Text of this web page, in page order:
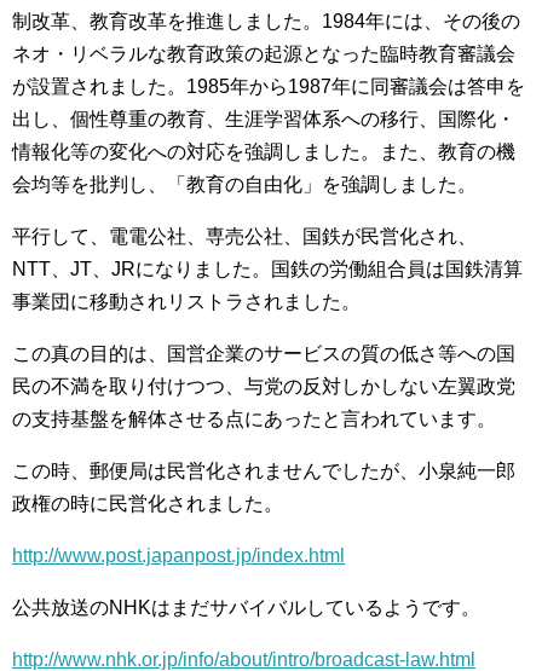
制改革、教育改革を推進しました。1984年には、その後の
ネオ・リベラルな教育政策の起源となった臨時教育審議会
が設置されました。1985年から1987年に同審議会は答申を
出し、個性尊重の教育、生涯学習体系への移行、国際化・
情報化等の変化への対応を強調しました。また、教育の機
会均等を批判し、「教育の自由化」を強調しました。
平行して、電電公社、専売公社、国鉄が民営化され、
NTT、JT、JRになりました。国鉄の労働組合員は国鉄清算
事業団に移動されリストラされました。
この真の目的は、国営企業のサービスの質の低さ等への国
民の不満を取り付けつつ、与党の反対しかしない左翼政党
の支持基盤を解体させる点にあったと言われています。
この時、郵便局は民営化されませんでしたが、小泉純一郎
政権の時に民営化されました。
http://www.post.japanpost.jp/index.html
公共放送のNHKはまだサバイバルしているようです。
http://www.nhk.or.jp/info/about/intro/broadcast-law.html